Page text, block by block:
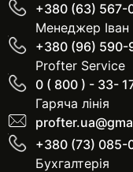
+380 (63) 567-
Менеджер Іван
+380 (96) 590-
Profter Service
0 ( 800 ) - 33-
Гаряча лінія
+380 (73) 085-
Бухгалтерія